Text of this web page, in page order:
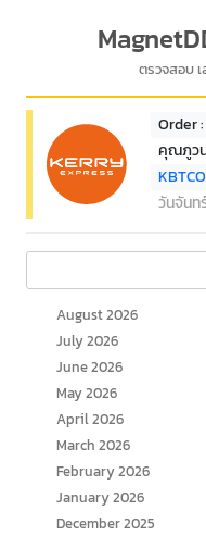
ตรวจสอบ
Order
คุณภูว
วันจันท
August 2026
July 2026
June 2026
May 2026
April 2026
March 2026
February 2026
January 2026
December 2025